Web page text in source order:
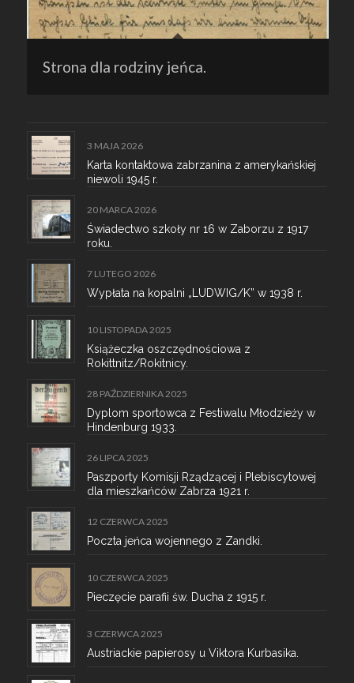
Strona dla rodziny jeńca.
3 MAJA 2026
Karta kontaktowa zabrzanina z amerykańskiej
niewoli 1945 r.
20 MARCA 2026
Świadectwo szkoły nr 16 w Zaborzu z 1917
roku.
7 LUTEGO 2026
Wypłata na kopalni „LUDWIG/K” w 1938 r.
10 LISTOPADA 2025
Książeczka oszczędnościowa z
Rokittnitz/Rokitnicy.
28 PAŹDZIERNIKA 2025
Dyplom sportowca z Festiwalu Młodzieży w
Hindenburg 1933.
26 LIPCA 2025
Paszporty Komisji Rządzącej i Plebiscytowej
dla mieszkańców Zabrza 1921 r.
12 CZERWCA 2025
Poczta jeńca wojennego z Zandki.
10 CZERWCA 2025
Pieczęcie parafii św. Ducha z 1915 r.
3 CZERWCA 2025
Austriackie papierosy u Viktora Kurbasika.